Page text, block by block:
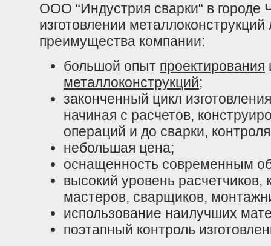
ООО “Индустрия сварки“ в городе
изготовлении
преимущества компании:
большой опыт проектирования
металлоконструкций;
законченный цикл
начиная с расчетов,
операций и до сварки,
небольшая цена;
оснащенность современным
высокий уровень расчетчиков,
мастеров, сварщиков,
использование наилучших
поэтапный контроль